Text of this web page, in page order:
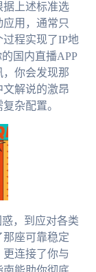
据上述标准选
用，通常只
程实现了IP地
国内直播APP
你会发现那
解说的激昂
杂配置。
，到应对各类
座可靠稳定
连接了你与